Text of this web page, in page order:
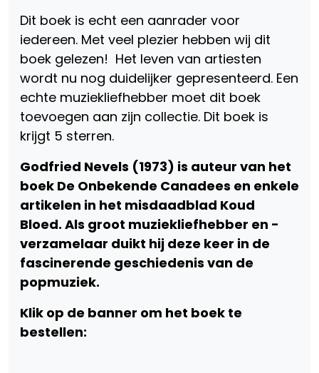
Dit boek is echt een aanrader voor
iedereen. Met veel plezier hebben wij dit
boek gelezen! Het leven van artiesten
wordt nu nog duidelijker gepresenteerd. Een
echte muziekliefhebber moet dit boek
toevoegen aan zijn collectie. Dit boek is
krijgt 5 sterren.
Godfried Nevels (1973) is auteur van het
boek De Onbekende Canadees en enkele
artikelen in het misdaadblad Koud
Bloed. Als groot muziekliefhebber en -
verzamelaar duikt hij deze keer in de
fascinerende geschiedenis van de
popmuziek.
Klik op de banner om het boek te
bestellen: